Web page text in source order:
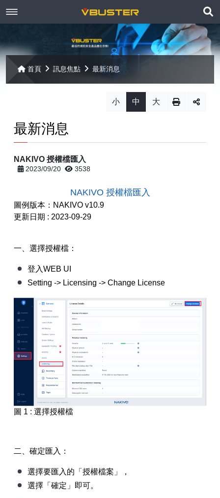
開
聯絡我們
最新消息
產品資訊
Mac 解決方案
Open-E
Open-E JovianDSS
Open-E DSS V7 SOHO
共同供應契約
【已停止】電腦軟體 ( LP5-102040 )
【已停止】電腦週邊設備 ( LP5-102072 )
相關下載
遠端支援
相關連結
相關連結
首頁 訊息焦點 最新消息
小 中 大
最新消息
NAKIVO 授權檔匯入
2023/09/20 3538
NAKIVO 授權檔匯入
圖例版本：NAKIVO v10.9
更新日期 : 2023-09-29
一、選擇授權檔：
登入WEB UI
Setting -> Licensing -> Change License
圖 1 : 選擇授權檔
二、確定匯入：
選擇要匯入的「授權檔案」，
選擇「確定」即可。